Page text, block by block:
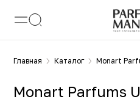
Главная Каталог Monart
Monart Parfums